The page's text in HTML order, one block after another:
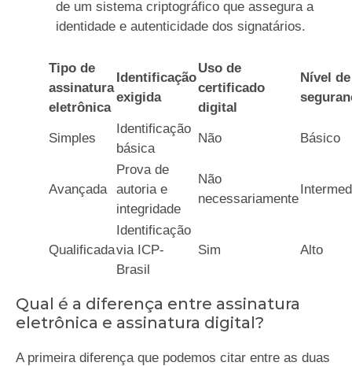
de um sistema criptográfico que assegura a
identidade e autenticidade dos signatários.
Tipo de
assinatura
eletrônica
Identificação
exigida
Uso de
certificado
digital
Nível de
Simples
Identificação
básica
Não Básico
Avançada
Prova de
autoria e
integridade
Não
necessariamente
Qualificada
Identificação
via ICP-
Brasil
Sim Alto
Qual é a diferença entre assinatura
eletrônica e assinatura digital?
A primeira diferença que podemos citar entre as duas